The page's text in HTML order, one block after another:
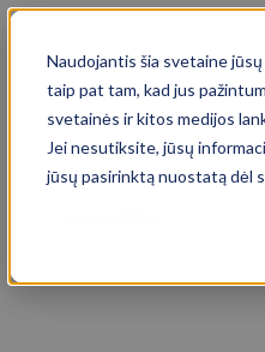
Naudojantis šia svetaine
taip pat tam, kad jus
svetainės ir kitos medijos
Jei nesutiksite, jūsų
jūsų pasirinktą nuostatą dėl